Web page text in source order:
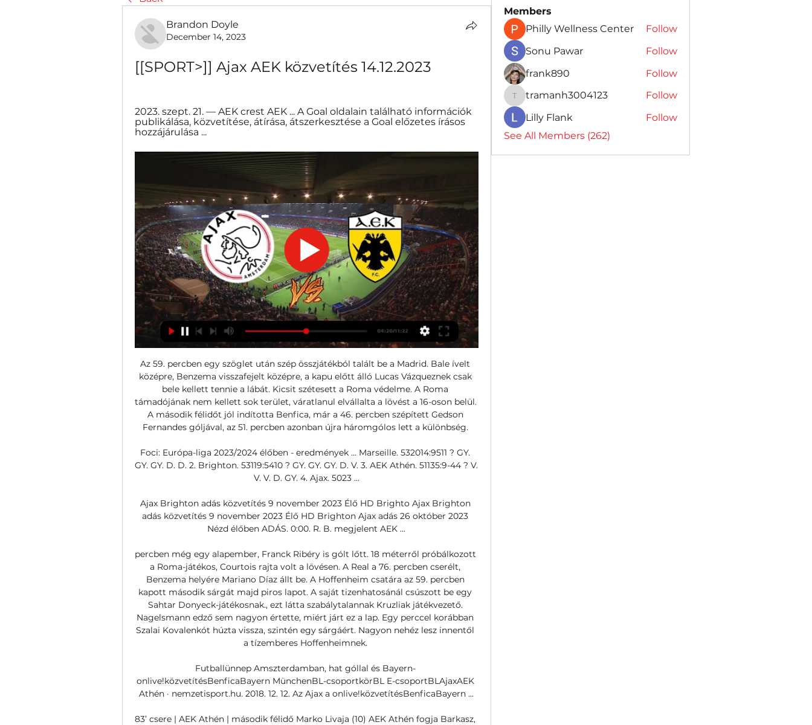
Brandon Doyle
December 14, 2023
[[SPORT>]] Ajax AEK közvetítés 14.12.2023
2023. szept. 21. — AEK crest AEK ... A Goal oldalain található információk
publikálása, közvetítése, átírása, átszerkesztése a Goal előzetes írásos
hozzájárulása ...
Az 59. percben egy szöglet után szép összjátékból talált be a Madrid. Bale ívelt
középre, Benzema visszafejelt középre, a kapu előtt álló Lucas Vázqueznek csak
bele kellett tennie a lábát. Kicsit szétesett a Roma védelme. A Roma
támadójának nem kellett sok terület, váratlanul elvállalta a lövést a 16-oson belül.
A második félidőt jól indította Benfica, már a 46. percben szépített Gedson
Fernandes góljával, az 51. percben azonban újra háromgólos lett a különbség.
Foci: Európa-liga 2023/2024 élőben - eredmények ... Marseille. 532014:9511 ? GY.
GY. GY. D. D. 2. Brighton. 53119:5410 ? GY. GY. GY. D. V. 3. AEK Athén. 51135:9-44 ? V.
V. V. D. GY. 4. Ajax. 5023 ...
Ajax Brighton adás közvetítés 9 november 2023 Élő HD Brighto Ajax Brighton
adás közvetítés 9 november 2023 Élő HD Brighton Ajax adás 26 október 2023
Nézd élőben ADÁS. 0:00. R. B. megjelent AEK ...
percben még egy alapember, Franck Ribéry is gólt lőtt. 18 méterről próbálkozott
a Roma-játékos, Courtois rajta volt a lövésen. A Real a 76. percben cserélt,
Benzema helyére Mariano Díaz állt be. A Hoffenheim csatára az 59. percben
kapott második sárgát majd piros lapot. A saját tizenhatosánál csúszott be egy
Sahtar Donyeck-játékosnak., ezt látta szabálytalannak Kruzliak játékvezető.
Nagelsmann edző sem nagyon értette, miért járt ez a lap. Egy perccel korábban
Szalai Kovalenkót húzta vissza, szintén egy sárgáért. Nagyon nehéz lesz innentől
a tízemberes Hoffenheimnek.
Futballünnep Amszterdamban, hat góllal és Bayern-
onlive!közvetítésBenficaBayern MünchenBL-csoportkörBL E-csoportBLAjaxAEK
Athén · nemzetisport.hu. 2018. 12. 12. Az Ajax a onlive!közvetítésBenficaBayern ...
83’ csere | AEK Athén | második félidő Marko Livaja (10) AEK Athén fogja Barkasz,
Members
Philly Wellness Center
Follow
Sonu Pawar
Follow
frank890
Follow
tramanh3004123
tramanh3004123
Follow
Lilly Flank
Follow
See All Members (262)